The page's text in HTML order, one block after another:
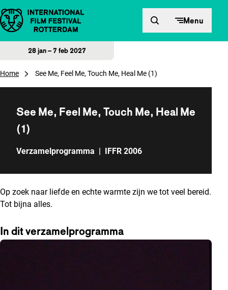
Direct naar inhoud Menu
28 jan – 7 feb 2027
Home See Me, Feel Me, Touch Me, Heal Me (1)
See Me, Feel Me, Touch Me, Heal Me
(1)
Verzamelprogramma | IFFR 2006
Op zoek naar liefde en echte warmte zijn we tot veel bereid.
Tot bijna alles.
In dit verzamelprogramma